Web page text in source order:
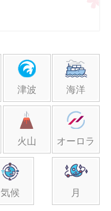
津波 海洋
火山 オーロラ
気候 月